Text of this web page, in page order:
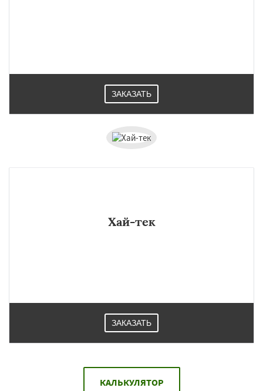
ЗАКАЗАТЬ
Хай-тек
ЗАКАЗАТЬ
КАЛЬКУЛЯТОР